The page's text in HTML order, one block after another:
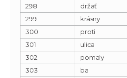
298 držať
299
krásny
300
proti
301
ulica
302
pomaly
303
ba